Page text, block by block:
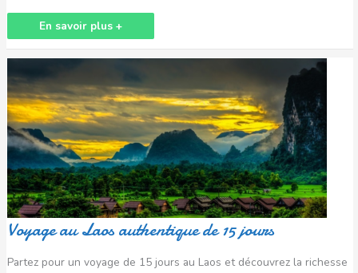
En savoir plus +
Voyage au Laos authentique de 15 jours
Partez pour un voyage de 15 jours au Laos et découvrez la richesse
Voyage
Laos
authentique
de
15
jours